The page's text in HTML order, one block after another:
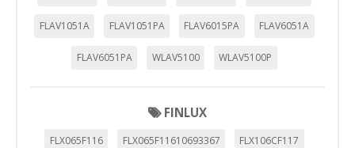
FLAV1051A FLAV1051PA FLAV6015PA FLAV6051A
FLAV6051PA WLAV5100 WLAV5100P
FINLUX
FLX065F116 FLX065F11610693367 FLX106CF117